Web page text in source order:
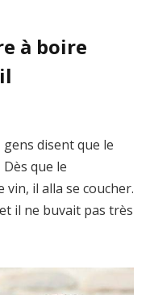
à boire
disent que le
que le
il alla se coucher.
il ne buvait pas très